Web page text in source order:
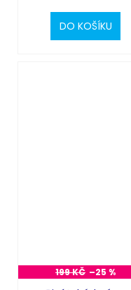
DO KOŠÍKU
199 KČ –25 %